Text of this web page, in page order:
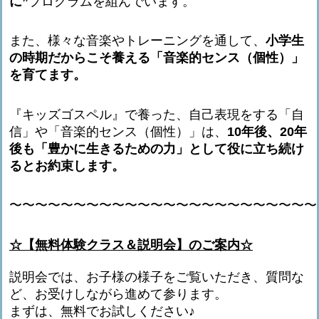
また、様々な音楽やトレーニングを通して、 小学生
の時期だからこそ養える「音楽的センス（個性）」
を育てます。
『キッズゴスペル』で養った、自己表現をする「自
信」や「音楽的センス（個性）」は、 10年後、20年
後も「豊かに生きるための力」として役に立ち続け
るとお約束します。
〜〜〜〜〜〜〜〜〜〜〜〜〜〜〜〜〜〜〜〜〜〜〜〜
☆【無料体験クラス＆説明会】のご案内☆
説明会では、お子様の様子をご覧いただき、質問な
ど、お受けしながら進めて参ります。
まずは、無料でお試しください♪